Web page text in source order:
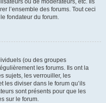
ou de modérateurs, etc. Ils
l’ensemble des forums. Tout ceci
fondateur du forum.
(ou des groupes
les forums. Ils ont la
sujets, les verrouiller, les
les diviser dans le forum qu’ils
sont présents pour que les
sur le forum.